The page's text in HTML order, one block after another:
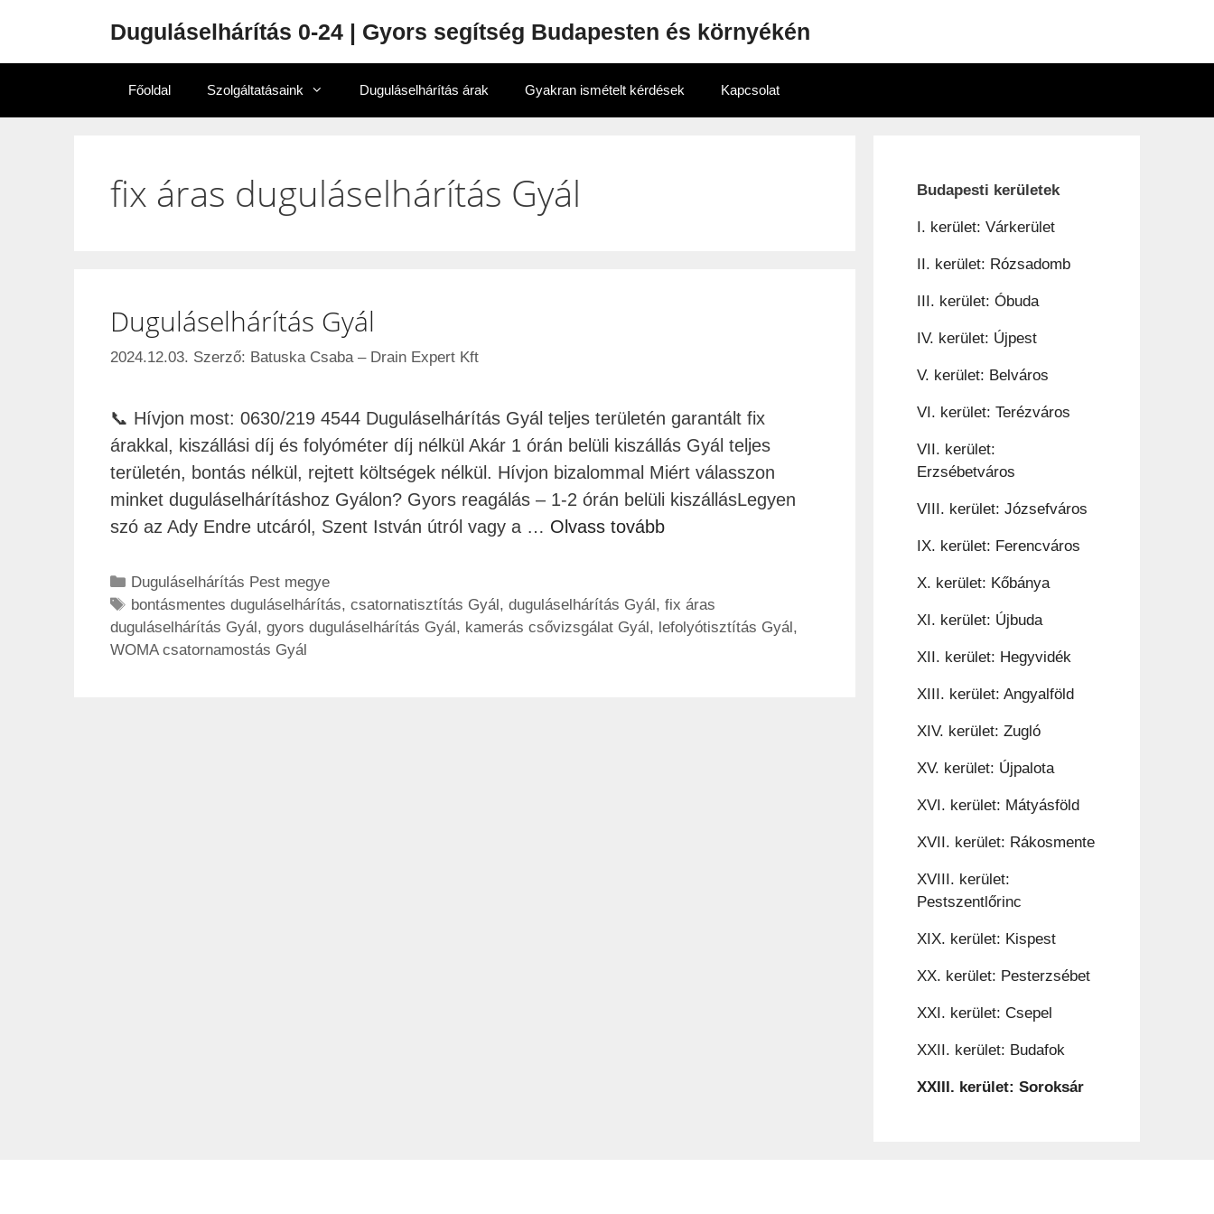
Duguláselhárítás 0-24 | Gyors segítség Budapesten és környékén
Főoldal Szolgáltatásaink Duguláselhárítás árak Gyakran ismételt kérdések Kapcsolat
fix áras duguláselhárítás Gyál
Duguláselhárítás Gyál
2024.12.03. Szerző: Batuska Csaba – Drain Expert Kft
📞 Hívjon most: 0630/219 4544 Duguláselhárítás Gyál teljes területén garantált fix
árakkal, kiszállási díj és folyóméter díj nélkül Akár 1 órán belüli kiszállás Gyál teljes
területén, bontás nélkül, rejtett költségek nélkül. Hívjon bizalommal Miért válasszon
minket duguláselhárításhoz Gyálon? Gyors reagálás – 1-2 órán belüli kiszállásLegyen
szó az Ady Endre utcáról, Szent István útról vagy a … Olvass tovább
Duguláselhárítás Pest megye
bontásmentes duguláselhárítás,csatornatisztítás Gyál,duguláselhárítás Gyál,fix áras
duguláselhárítás Gyál, gyors duguláselhárítás Gyál, kamerás csővizsgálat Gyál, lefolyótisztítás Gyál,
WOMA csatornamostás Gyál
Budapesti kerületek
I. kerület: Várkerület
II. kerület: Rózsadomb
III. kerület: Óbuda
IV. kerület: Újpest
V. kerület: Belváros
VI. kerület: Terézváros
VII. kerület:
Erzsébetváros
VIII. kerület: Józsefváros
IX. kerület: Ferencváros
X. kerület: Kőbánya
XI. kerület: Újbuda
XII. kerület: Hegyvidék
XIII. kerület: Angyalföld
XIV. kerület: Zugló
XV. kerület: Újpalota
XVI. kerület: Mátyásföld
XVII. kerület: Rákosmente
XVIII. kerület:
Pestszentlőrinc
XIX. kerület: Kispest
XX. kerület: Pesterzsébet
XXI. kerület: Csepel
XXII. kerület: Budafok
XXIII. kerület: Soroksár